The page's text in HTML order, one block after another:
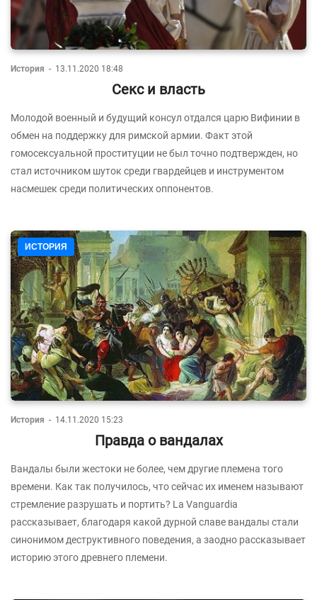
История - 13.11.2020 18:48
Секс и власть
Молодой военный и будущий консул отдался царю Вифинии в
обмен на поддержку для римской армии. Факт этой
гомосексуальной проституции не был точно подтвержден, но
стал источником шуток среди гвардейцев и инструментом
насмешек среди политических оппонентов.
ИСТОРИЯ
История - 14.11.2020 15:23
Правда о вандалах
Вандалы были жестоки не более, чем другие племена того
времени. Как так получилось, что сейчас их именем называют
стремление разрушать и портить? La Vanguardia
рассказывает, благодаря какой дурной славе вандалы стали
синонимом деструктивного поведения, а заодно рассказывает
историю этого древнего племени.